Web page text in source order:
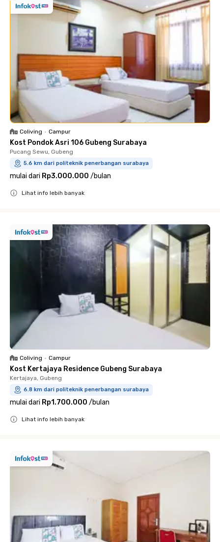
Coliving • Campur
Kost Pondok Asri 106 Gubeng Surabaya
Pucang Sewu, Gubeng
5.6 km dari politeknik penerbangan surabaya
mulai dari Rp3.000.000 /bulan
Lihat info lebih banyak
Coliving • Campur
Kost Kertajaya Residence Gubeng Surabaya
Kertajaya, Gubeng
6.8 km dari politeknik penerbangan surabaya
mulai dari Rp1.700.000 /bulan
Lihat info lebih banyak